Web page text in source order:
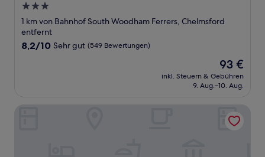
3.0-
Sterne-
Unterkunft
1 km von Bahnhof South Woodham Ferrers, Chelmsford
entfernt
8.2
Bewertungen)
8,2/10 Sehr gut (549 Bewertungen)
Der
Preis
beträgt
93 €
inkl. Steuern & Gebühren
9. Aug.–10. Aug.